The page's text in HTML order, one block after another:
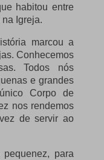
habitou entre
Igreja.
marcou a
Conhecemos
Todos nós
e grandes
Corpo de
nos rendemos
de servir ao
para